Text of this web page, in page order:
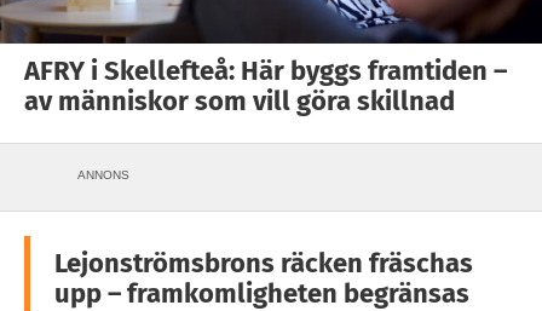
AFRY i Skellefteå: Här byggs framtiden –
av människor som vill göra skillnad
ANNONS
Lejonströmsbrons räcken fräschas
upp – framkomligheten begränsas